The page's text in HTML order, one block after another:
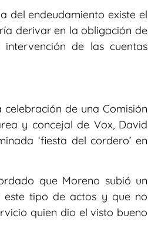
del endeudamiento existe el
derivar en la obligación de
de las cuentas
de una Comisión
y concejal de Vox, David
‘fiesta del cordero’ en
que Moreno subió un
este tipo de actos y que no
quien dio el visto bueno